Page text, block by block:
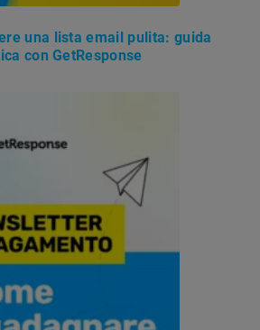
una lista email pulita: guida
con GetResponse